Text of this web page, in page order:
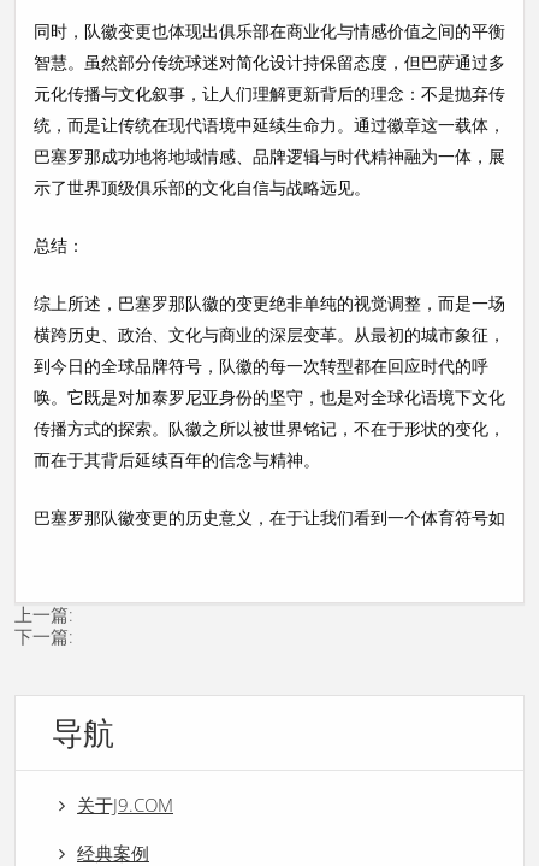
同时，队徽变更也体现出俱乐部在商业化与情感价值之间的平衡
智慧。虽然部分传统球迷对简化设计持保留态度，但巴萨通过多
元化传播与文化叙事，让人们理解更新背后的理念：不是抛弃传
统，而是让传统在现代语境中延续生命力。通过徽章这一载体，
巴塞罗那成功地将地域情感、品牌逻辑与时代精神融为一体，展
示了世界顶级俱乐部的文化自信与战略远见。
总结：
综上所述，巴塞罗那队徽的变更绝非单纯的视觉调整，而是一场
横跨历史、政治、文化与商业的深层变革。从最初的城市象征，
到今日的全球品牌符号，队徽的每一次转型都在回应时代的呼
唤。它既是对加泰罗尼亚身份的坚守，也是对全球化语境下文化
传播方式的探索。队徽之所以被世界铭记，不在于形状的变化，
而在于其背后延续百年的信念与精神。
巴塞罗那队徽变更的历史意义，在于让我们看到一个体育符号如
上一篇:
下一篇:
导航
关于J9.COM
经典案例